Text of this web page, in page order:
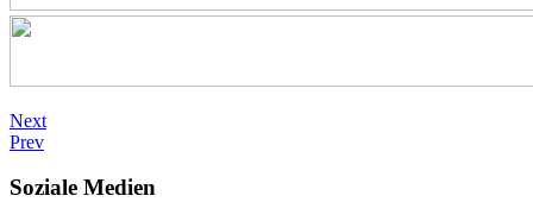
Next
Prev
Soziale Medien